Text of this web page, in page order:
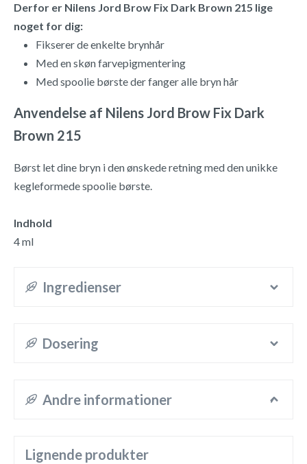
Derfor er Nilens Jord Brow Fix Dark Brown 215 lige
noget for dig:
Fikserer de enkelte brynhår
Med en skøn farvepigmentering
Med spoolie børste der fanger alle bryn hår
Anvendelse af Nilens Jord Brow Fix Dark
Brown 215
Børst let dine bryn i den ønskede retning med den unikke
kegleformede spoolie børste.
Indhold
4 ml
Ingredienser
Dosering
Andre informationer
Lignende produkter